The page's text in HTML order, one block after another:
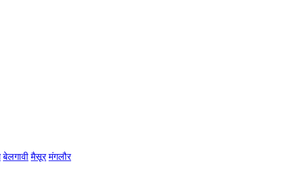
बेलगावी मैसूर मंगलौर